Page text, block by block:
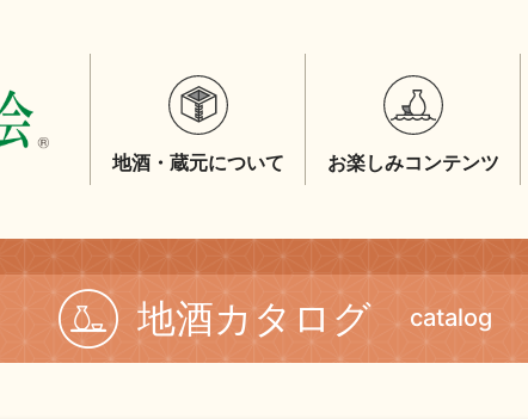
地酒・蔵元について お楽しみコンテンツ
地酒カタログ catalog